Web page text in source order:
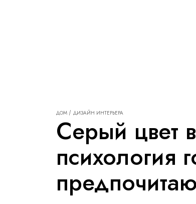
ДОМ ДИЗАЙН ИНТЕРЬЕРА
Серый цвет
психология